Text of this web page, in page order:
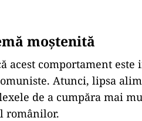
moștenită
acest comportament este
Atunci, lipsa
de a cumpăra mai
românilor.